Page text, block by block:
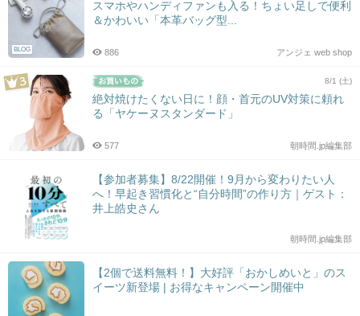
BLOG
スマホやハンディファンも入る！ちょい足しで便利
＆かわいい「本革バッグ型...
アンジェ web shop
886
8/1 (土)
絶対焼けたくない日に！顔・首元のUV対策に頼れ
る「ヤケーヌスタンダード」
朝時間.jp編集部
577
【参加者募集】8/22開催！9月から変わりたい人
へ！早起き習慣化と“自分時間”の作り方｜ゲスト：
井上皓史さん
朝時間.jp編集部
【2個で送料無料！】大好評「おかしめいと」のス
イーツ新登場 | お得なキャンペーン開催中